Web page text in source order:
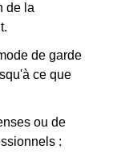
de la
de garde
ce que
ou de
: